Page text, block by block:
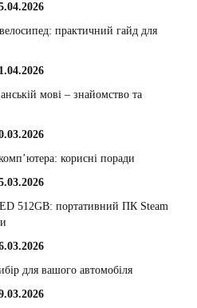
практичний гайд для
мові – знайомство та
корисні поради
512GB: портативний ПК Steam
для вашого автомобіля